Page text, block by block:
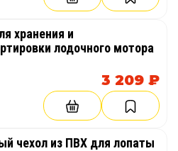
хранения и
лодочного мотора
3 209 ₽
чехол из ПВХ для лопаты